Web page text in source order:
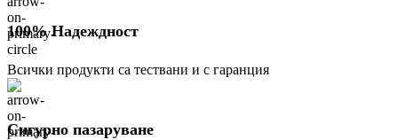
100% Надеждност
Всички продукти са тествани и с гаранция
Сигурно пазаруване